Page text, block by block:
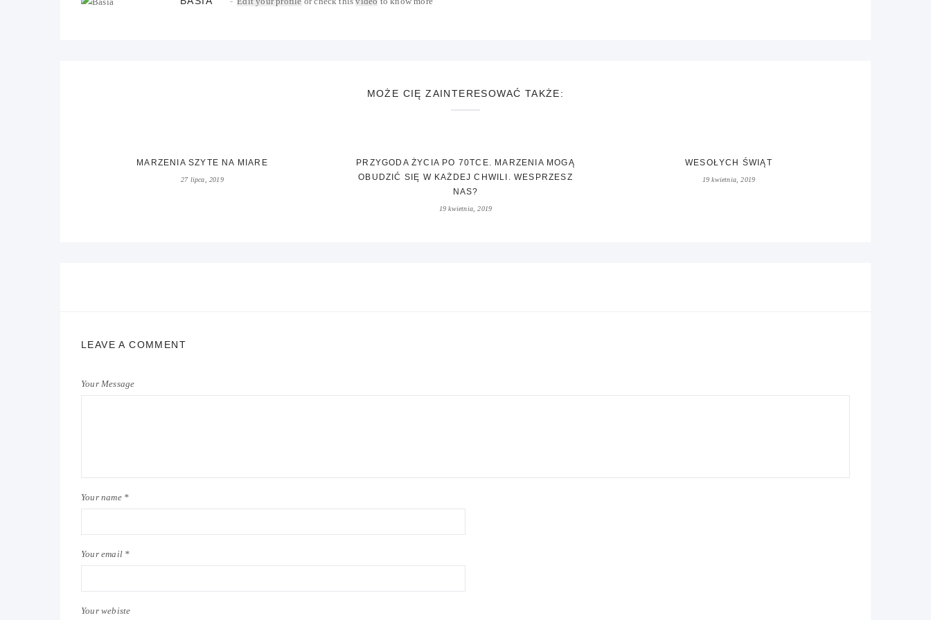
MOŻE CIĘ ZAINTERESOWAĆ TAKŻE:
MARZENIA SZYTE NA MIARE
27 lipca, 2019
PRZYGODA ŻYCIA PO 70TCE. MARZENIA MOGĄ
OBUDZIĆ SIĘ W KAŻDEJ CHWILI. WESPRZESZ
NAS?
19 kwietnia, 2019
WESOŁYCH ŚWIĄT
19 kwietnia, 2019
LEAVE A COMMENT
Your Message
Your name *
Your email *
Your webiste